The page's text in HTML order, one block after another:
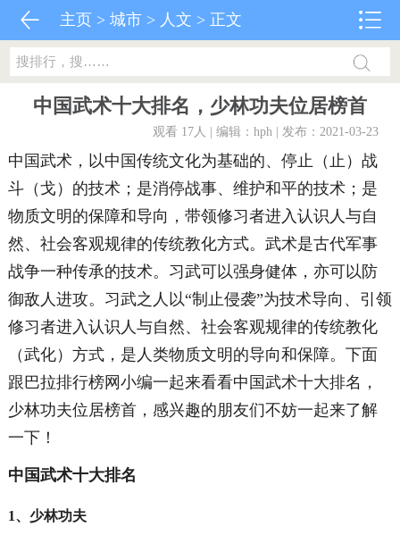
主页 >城市 > 人文 > 正文
中国武术十大排名，少林功夫位居榜首
观看 17人 | 编辑：hph | 发布：2021-03-23
中国武术，以中国传统文化为基础的、停止（止）战
斗（戈）的技术；是消停战事、维护和平的技术；是
物质文明的保障和导向，带领修习者进入认识人与自
然、社会客观规律的传统教化方式。武术是古代军事
战争一种传承的技术。习武可以强身健体，亦可以防
御敌人进攻。习武之人以“制止侵袭”为技术导向、引领
修习者进入认识人与自然、社会客观规律的传统教化
（武化）方式，是人类物质文明的导向和保障。下面
跟巴拉排行榜网小编一起来看看中国武术十大排名，
少林功夫位居榜首，感兴趣的朋友们不妨一起来了解
一下！
中国武术十大排名
1、少林功夫